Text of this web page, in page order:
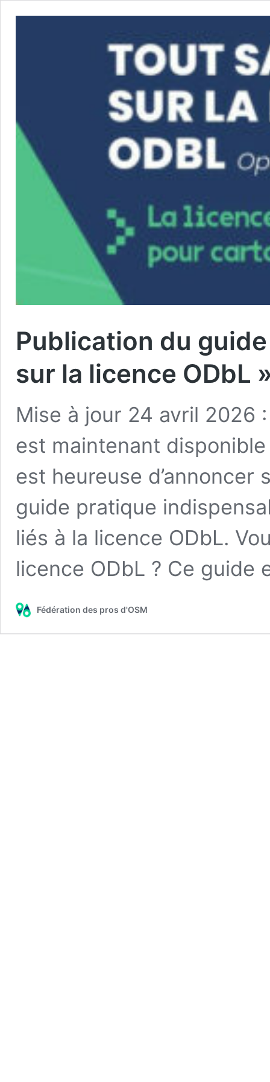
Publication du
sur la licence ODbL
Mise à jour 24 avril 2026
est maintenant
est heureuse d’annoncer
guide pratique
liés à la licence ODbL.
licence ODbL ? Ce
Fédération des pros d'OSM